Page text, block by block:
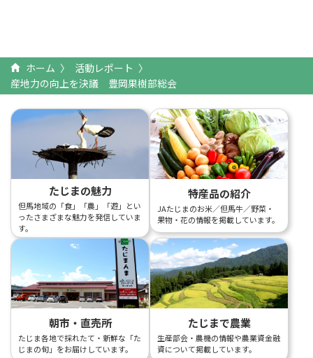
ホーム
活動レポート
産地力の向上を決議 豊岡果樹部総会
たじまの魅力
但馬地域の「食」「農」「遊」とい
ったさまざまな魅力を発信していま
す。
特産品の紹介
JAたじまのお米／但馬牛／野菜・
果物・花の情報を掲載しています。
朝市・直売所
たじま各地で採れたて・新鮮な「た
じまの旬」をお届けしています。
たじまで農業
生産部会・農機の情報や農業資金融
資について掲載しています。